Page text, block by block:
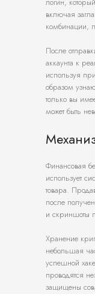
включая
комбинации,
После
аккаунта к
используя
образом
только вы
может быть
Финансовая
использует
товара.
после
и скриншоты
Хранение
небольшая
успешной
проводятся
защищены